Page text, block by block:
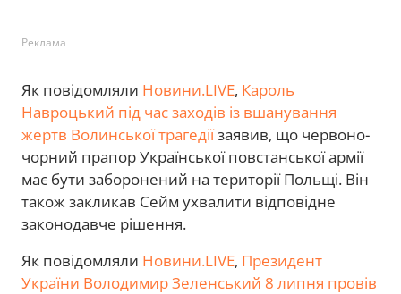
Реклама
Як повідомляли Новини.LIVE, Кароль
Навроцький під час заходів із вшанування
жертв Волинської трагедіїзаявив, що червоно-
чорний прапор Української повстанської армії
має бути заборонений на території Польщі. Він
також закликав Сейм ухвалити відповідне
законодавче рішення.
Як повідомляли Новини.LIVE, Президент
України Володимир Зеленський 8 липня провів